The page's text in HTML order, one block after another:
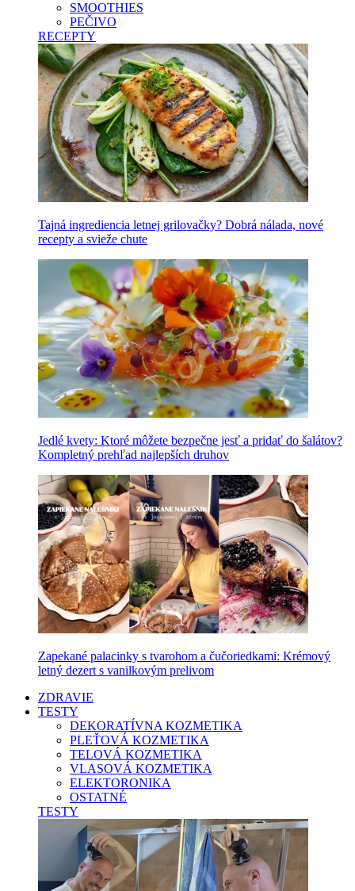
SMOOTHIES
PEČIVO
RECEPTY
Tajná ingrediencia letnej grilovačky? Dobrá nálada, nové
recepty a svieže chute
Jedlé kvety: Ktoré môžete bezpečne jesť a pridať do šalátov?
Kompletný prehľad najlepších druhov
Zapekané palacinky s tvarohom a čučoriedkami: Krémový
letný dezert s vanilkovým prelivom
ZDRAVIE
TESTY
DEKORATÍVNA KOZMETIKA
PLEŤOVÁ KOZMETIKA
TELOVÁ KOZMETIKA
VLASOVÁ KOZMETIKA
ELEKTORONIKA
OSTATNÉ
TESTY